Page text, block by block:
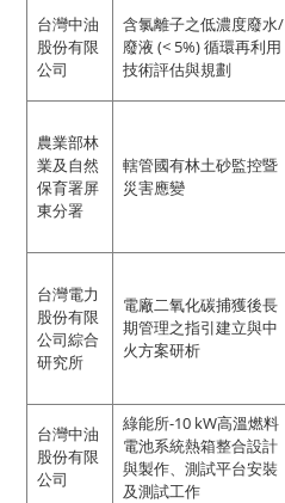
台灣中油
股份有限
公司
含氯離子之低濃度廢水/
廢液 (< 5%) 循環再利用
技術評估與規劃
農業部林
業及自然
保育署屏
東分署
轄管國有林土砂監控暨
災害應變
台灣電力
股份有限
公司綜合
研究所
電廠二氧化碳捕獲後長
期管理之指引建立與中
火方案研析
台灣中油
股份有限
公司
綠能所-10 kW高溫燃料
電池系統熱箱整合設計
與製作、測試平台安裝
及測試工作